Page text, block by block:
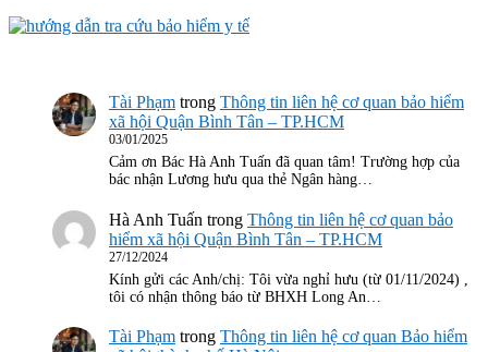
Tài Phạm trong Thông tin liên hệ cơ quan bảo hiểm
xã hội Quận Bình Tân – TP.HCM
03/01/2025
Cảm ơn Bác Hà Anh Tuấn đã quan tâm! Trường hợp của
bác nhận Lương hưu qua thẻ Ngân hàng…
Hà Anh Tuấn trong Thông tin liên hệ cơ quan bảo
hiểm xã hội Quận Bình Tân – TP.HCM
27/12/2024
Kính gửi các Anh/chị: Tôi vừa nghỉ hưu (từ 01/11/2024) ,
tôi có nhận thông báo từ BHXH Long An…
Tài Phạm trong Thông tin liên hệ cơ quan Bảo hiểm